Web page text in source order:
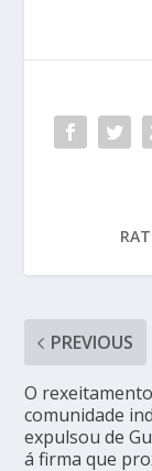
PREVIOUS
O
comunidade
expulsou de
á firma que